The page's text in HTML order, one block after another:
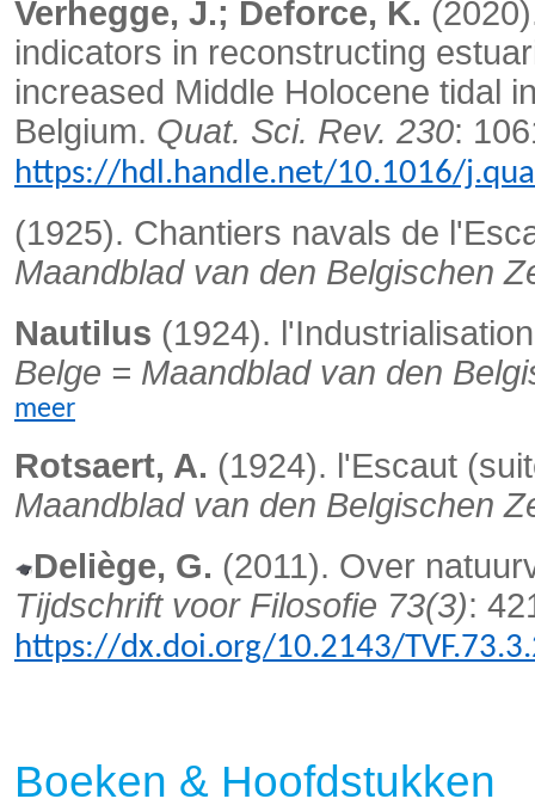
Verhegge, J.; Deforce, K.
indicators in reconstructing
increased Middle Holocene tidal
Belgium. Quat. Sci. Rev. 230:
https://hdl.handle.net/10.1016/
(1925). Chantiers navals de
Maandblad van den Belgischen
Nautilus (1924).
Belge = Maandblad van den
meer
Rotsaert, A. (1924). l'Escaut
Maandblad van den Belgischen
Deliège, G. (2011). Over
Tijdschrift voor Filosofie 73(3):
https://dx.doi.org/10.2143/
Boeken & Hoofdstukken